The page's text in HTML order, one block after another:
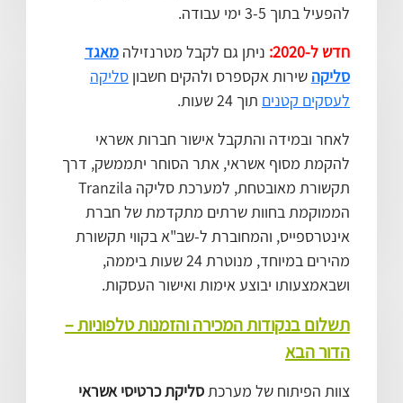
להפעיל בתוך 3-5 ימי עבודה.
חדש ל-2020:
ניתן גם לקבל מטרנזילהמאגד
סליקה שירות אקספרס ולהקים חשבוןסליקה
לעסקים קטנים תוך 24 שעות.
לאחר ובמידה והתקבל אישור חברות אשראי
להקמת מסוף אשראי, אתר הסוחר יתממשק, דרך
תקשורת מאובטחת, למערכת סליקה Tranzila
הממוקמת בחוות שרתים מתקדמת של חברת
אינטרספייס, והמחוברת ל-שב"א בקווי תקשורת
מהירים במיוחד, מנוטרת 24 שעות ביממה,
ושבאמצעותו יבוצע אימות ואישור העסקות.
תשלום בנקודות המכירה והזמנות טלפוניות –
הדור הבא
צוות הפיתוח של מערכתסליקת כרטיסי אשראי